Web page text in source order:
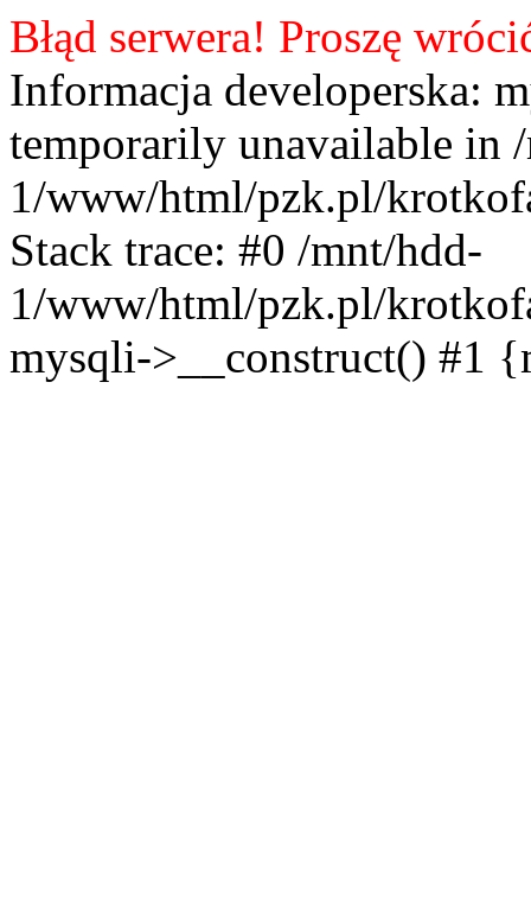
Błąd serwera! Proszę
Informacja developerska:
temporarily unavailable in
1/www/html/pzk.pl/
Stack trace: #0 /mnt/hdd-
1/www/html/pzk.pl/
mysqli->__construct() #1